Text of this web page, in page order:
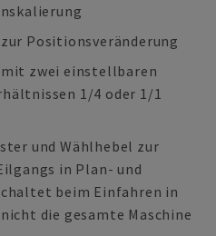
Positionsveränderung
zwei einstellbaren
1/4 oder 1/1
und Wählhebel zur
in Plan- und
beim Einfahren in
die gesamte Maschine